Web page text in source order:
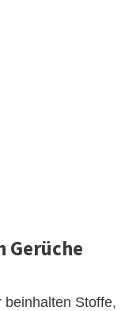
Gerüche
beinhalten Stoffe,